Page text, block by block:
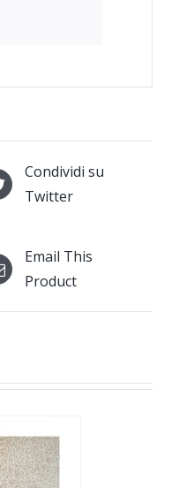
Condividi su
Twitter
Email This
Product